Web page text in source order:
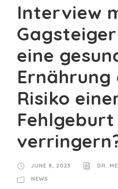
Interview
eine
Ernährung
Risiko
Fehlgeburt
JUNE 8, 2023
DR.
NEWS